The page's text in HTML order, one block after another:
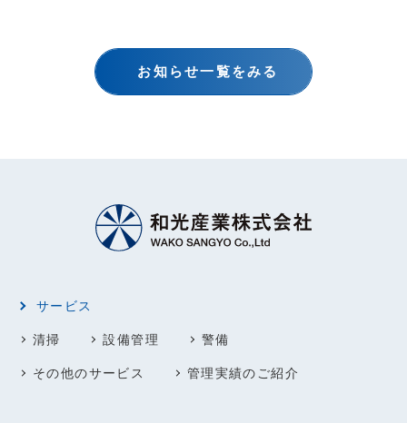
お知らせ一覧をみる
サービス
清掃 設備管理 警備
その他のサービス 管理実績のご紹介